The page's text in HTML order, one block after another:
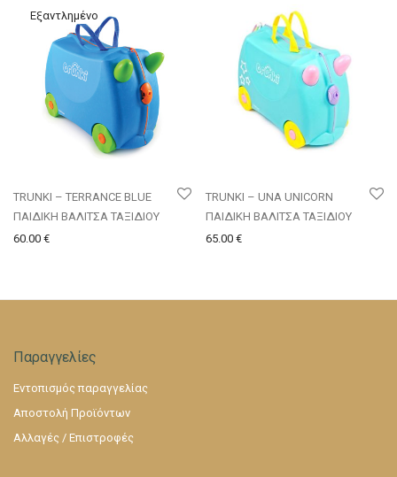
TRUNKI – TERRANCE BLUE
ΠΑΙΔΙΚΗ ΒΑΛΙΤΣΑ ΤΑΞΙΔΙΟΥ
60.00 €
TRUNKI – UNA UNICORN
ΠΑΙΔΙΚΗ ΒΑΛΙΤΣΑ ΤΑΞΙΔΙΟΥ
65.00 €
Παραγγελίες
Εντοπισμός παραγγελίας
Αποστολή Προϊόντων
Αλλαγές / Επιστροφές